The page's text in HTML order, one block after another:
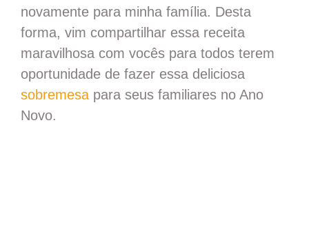
novamente para minha família. Desta
forma, vim compartilhar essa receita
maravilhosa com vocês para todos terem
oportunidade de fazer essa deliciosa
sobremesa para seus familiares no Ano
Novo.